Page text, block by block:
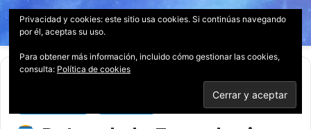
Menú
Privacidad y cookies: este sitio usa cookies. Si continúas navegando
por él, aceptas su uso.
Para obtener más información, incluido cómo gestionar las cookies,
consulta: Política de cookies